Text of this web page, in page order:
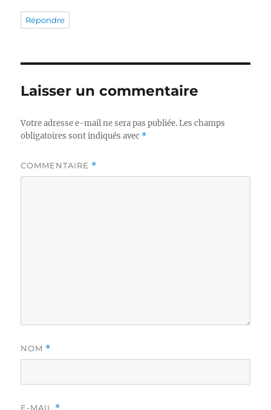
Répondre
Laisser un commentaire
Votre adresse e-mail ne sera pas publiée. Les champs
obligatoires sont indiqués avec *
COMMENTAIRE *
NOM *
E-MAIL